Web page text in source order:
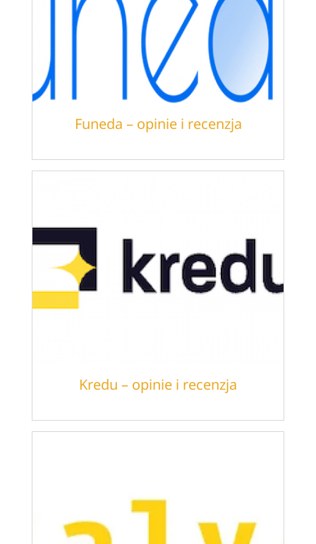
Funeda – opinie i recenzja
Kredu – opinie i recenzja